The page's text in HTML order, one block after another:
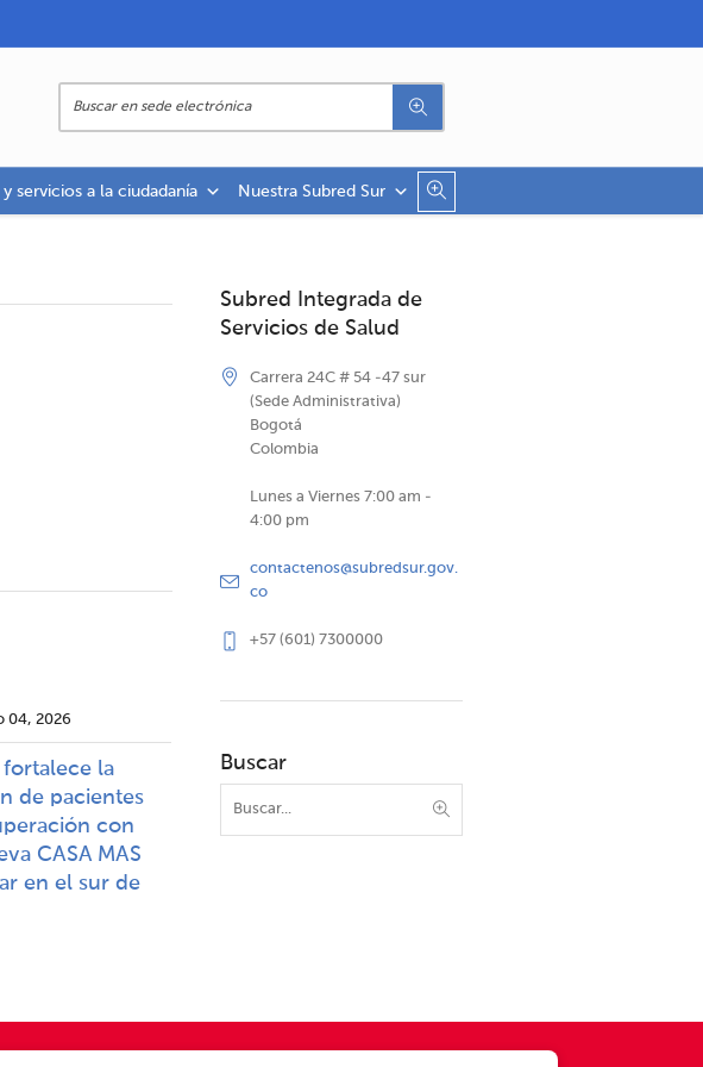
servicios a la ciudadanía Nuestra Subred Sur
04, 2026
fortalece la
de pacientes
con
CASA MAS
en el sur de
Subred Integrada de
Servicios de Salud
Carrera 24C # 54 -47 sur
(Sede Administrativa)
Bogotá
Colombia
Lunes a Viernes 7:00 am -
4:00 pm
contactenos@subredsur.gov.
co
+57 (601) 7300000
Buscar